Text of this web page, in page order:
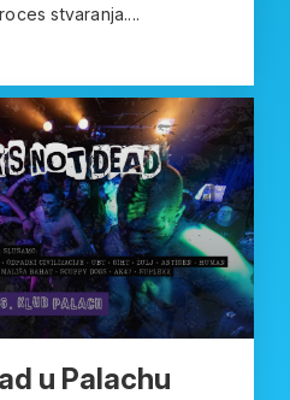
stvaranja....
u Palachu